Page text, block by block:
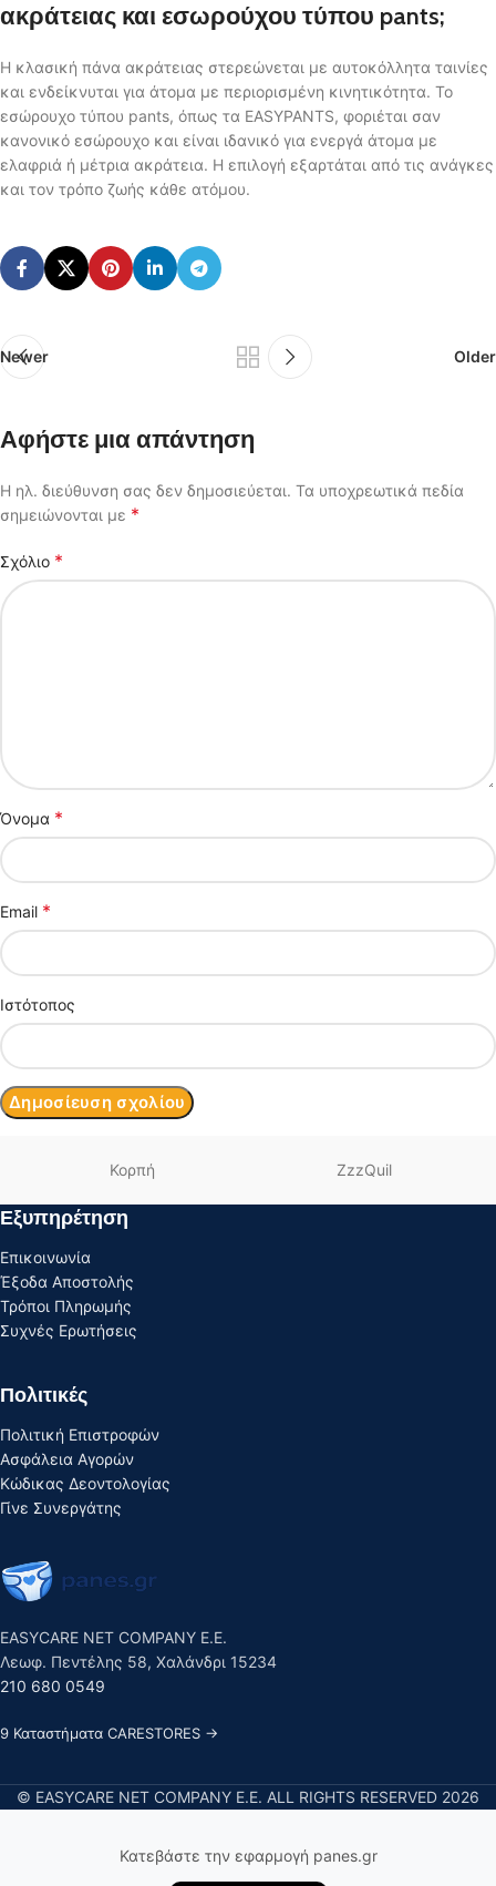
ακράτειας και εσωρούχου τύπου pants;
Η κλασική πάνα ακράτειας στερεώνεται με αυτοκόλλητα ταινίες
και ενδείκνυται για άτομα με περιορισμένη κινητικότητα. Το
εσώρουχο τύπου pants, όπως τα EASYPANTS, φοριέται σαν
κανονικό εσώρουχο και είναι ιδανικό για ενεργά άτομα με
ελαφριά ή μέτρια ακράτεια. Η επιλογή εξαρτάται από τις ανάγκες
και τον τρόπο ζωής κάθε ατόμου.
Newer Older
Αφήστε μια απάντηση
Η ηλ. διεύθυνση σας δεν δημοσιεύεται. Τα υποχρεωτικά πεδία
σημειώνονται με *
Σχόλιο *
Όνομα *
Email *
Ιστότοπος
Κορπή ZzzQuil
Εξυπηρέτηση
Επικοινωνία
Έξοδα Αποστολής
Τρόποι Πληρωμής
Συχνές Ερωτήσεις
Πολιτικές
Πολιτική Επιστροφών
Ασφάλεια Αγορών
Κώδικας Δεοντολογίας
Γίνε Συνεργάτης
EASYCARE NET COMPANY E.E.
Λεωφ. Πεντέλης 58, Χαλάνδρι 15234
210 680 0549
9 Καταστήματα CARESTORES →
© EASYCARE NET COMPANY E.E. ALL RIGHTS RESERVED 2026
Κατεβάστε την εφαρμογή panes.gr